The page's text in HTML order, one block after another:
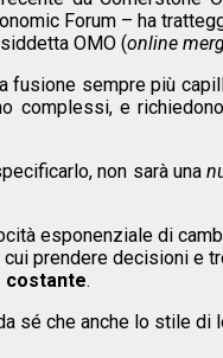
Forum – ha
OMO (online
fusione sempre più
complessi, e
non sarà una
esponenziale di
prendere decisioni e
costante.
sé che anche lo stile